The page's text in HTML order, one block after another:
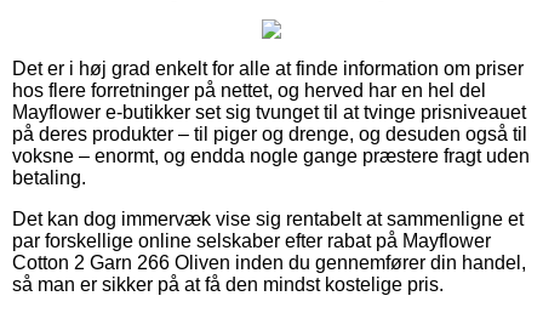
Det er i høj grad enkelt for alle at finde information om priser
hos flere forretninger på nettet, og herved har en hel del
Mayflower e-butikker set sig tvunget til at tvinge prisniveauet
på deres produkter – til piger og drenge, og desuden også til
voksne – enormt, og endda nogle gange præstere fragt uden
betaling.
Det kan dog immervæk vise sig rentabelt at sammenligne et
par forskellige online selskaber efter rabat på Mayflower
Cotton 2 Garn 266 Oliven inden du gennemfører din handel,
så man er sikker på at få den mindst kostelige pris.